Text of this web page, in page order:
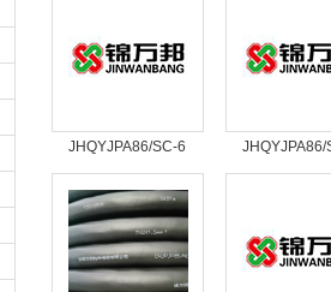
JHQYJPA86/SC-6 JHQYJPA86/